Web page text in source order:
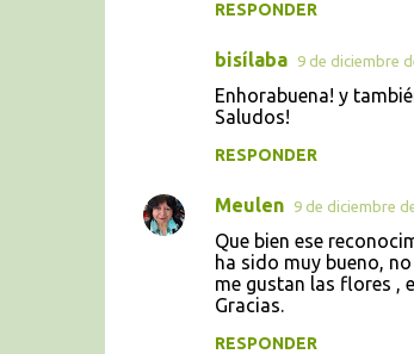
i
RESPONDER
bisílaba 9 de diciembre
Enhorabuena! y
Saludos!
RESPONDER
Meulen 9 de diciembre
Que bien ese
ha sido muy bueno,
me gustan las flores ,
Gracias.
RESPONDER